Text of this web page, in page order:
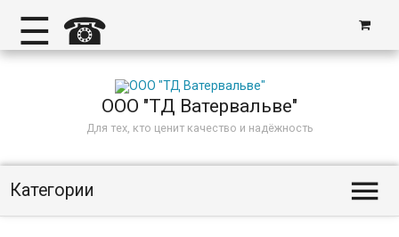
☰ ☎
ООО "ТД Ватервальве"
Для тех, кто ценит качество и надёжность
Категории 